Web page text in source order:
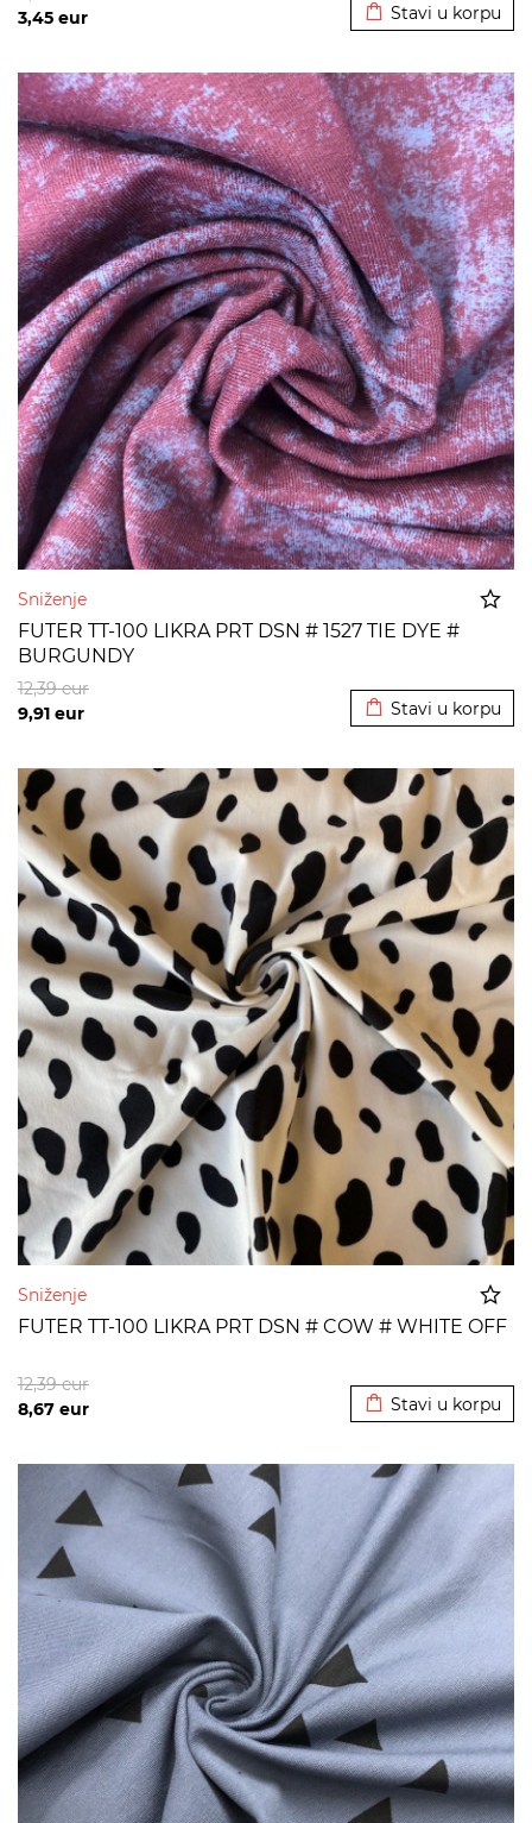
3,45 eur
Stavi u korpu
Sniženje
FUTER TT-100 LIKRA PRT DSN # 1527 TIE DYE #
BURGUNDY
9,91 eur
12,39eur
Stavi u korpu
Sniženje
FUTER TT-100 LIKRA PRT DSN # COW # WHITE OFF
8,67 eur
12,39eur
Stavi u korpu